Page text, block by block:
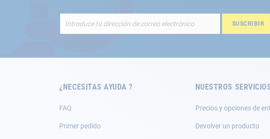
de
SUSCRIBIR
¿NECESITAS AYUDA ?
FAQ
Primer pedido
NUESTROS
Precios y opciones de
Devolver un producto